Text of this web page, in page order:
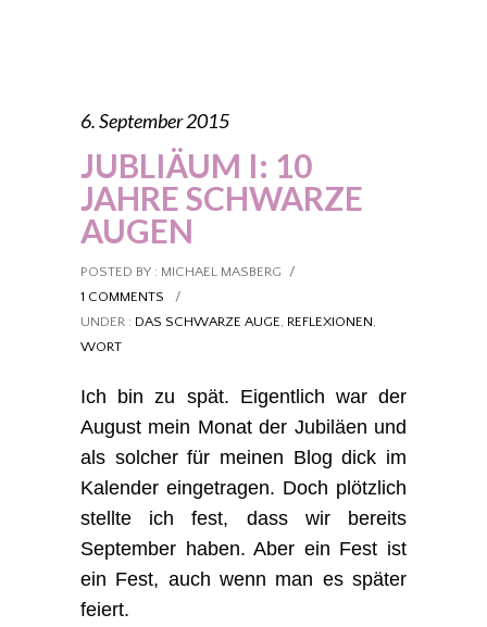
6. September 2015
JUBLIÄUM I: 10
JAHRE SCHWARZE
AUGEN
POSTED BY : MICHAEL MASBERG
/
1 COMMENTS
/
UNDER : DAS SCHWARZE AUGE, REFLEXIONEN,
WORT
Ich bin zu spät. Eigentlich war der
August mein Monat der Jubiläen und
als solcher für meinen Blog dick im
Kalender eingetragen. Doch plötzlich
stellte ich fest, dass wir bereits
September haben. Aber ein Fest ist
ein Fest, auch wenn man es später
feiert.